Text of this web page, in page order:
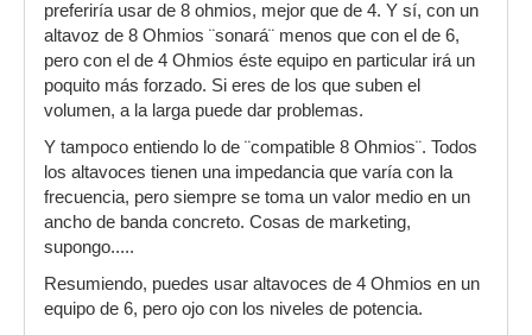
preferiría usar de 8 ohmios, mejor que de 4. Y sí, con un
altavoz de 8 Ohmios ¨sonará¨ menos que con el de 6,
pero con el de 4 Ohmios éste equipo en particular irá un
poquito más forzado. Si eres de los que suben el
volumen, a la larga puede dar problemas.
Y tampoco entiendo lo de ¨compatible 8 Ohmios¨. Todos
los altavoces tienen una impedancia que varía con la
frecuencia, pero siempre se toma un valor medio en un
ancho de banda concreto. Cosas de marketing,
supongo.....
Resumiendo, puedes usar altavoces de 4 Ohmios en un
equipo de 6, pero ojo con los niveles de potencia.